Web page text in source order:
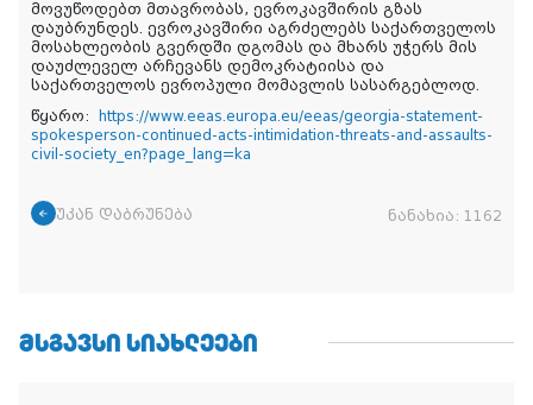
მოვუწოდებთ მთავრობას, ევროკავშირის გზას
დაუბრუნდეს. ევროკავშირი აგრძელებს საქართველოს
მოსახლეობის გვერდში დგომას და მხარს უჭერს მის
დაუძლეველ არჩევანს დემოკრატიისა და
საქართველოს ევროპული მომავლის სასარგებლოდ.
წყარო:
https://www.eeas.europa.eu/eeas/georgia-statement-
spokesperson-continued-acts-intimidation-threats-and-assaults-
civil-society_en?page_lang=ka
უკან დაბრუნება ნანახია: 1162
ᲛᲡᲒᲐᲕᲡᲘ ᲡᲘᲐᲮᲚᲔᲔᲑᲘ